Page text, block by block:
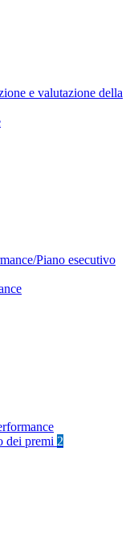
e valutazione della
Piano esecutivo
dei premi 2